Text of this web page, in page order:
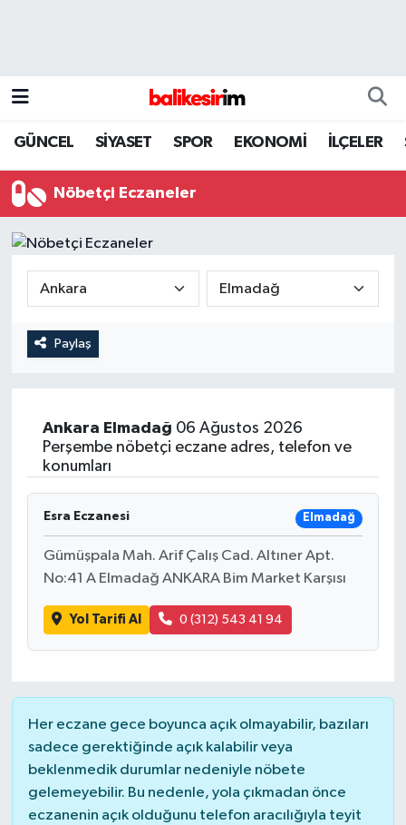
GÜNCEL SİYASET SPOR EKONOMİ İLÇELER
Nöbetçi Eczaneler
Paylaş
Ankara Elmadağ 06 Ağustos 2026
Perşembe nöbetçi eczane adres, telefon ve
konumları
Esra Eczanesi Elmadağ
Gümüşpala Mah. Arif Çalış Cad. Altıner Apt.
No:41 A Elmadağ ANKARA Bim Market Karşısı
Yol Tarifi Al 0 (312) 543 41 94
Her eczane gece boyunca açık olmayabilir, bazıları
sadece gerektiğinde açık kalabilir veya
beklenmedik durumlar nedeniyle nöbete
gelemeyebilir. Bu nedenle, yola çıkmadan önce
eczanenin açık olduğunu telefon aracılığıyla teyit